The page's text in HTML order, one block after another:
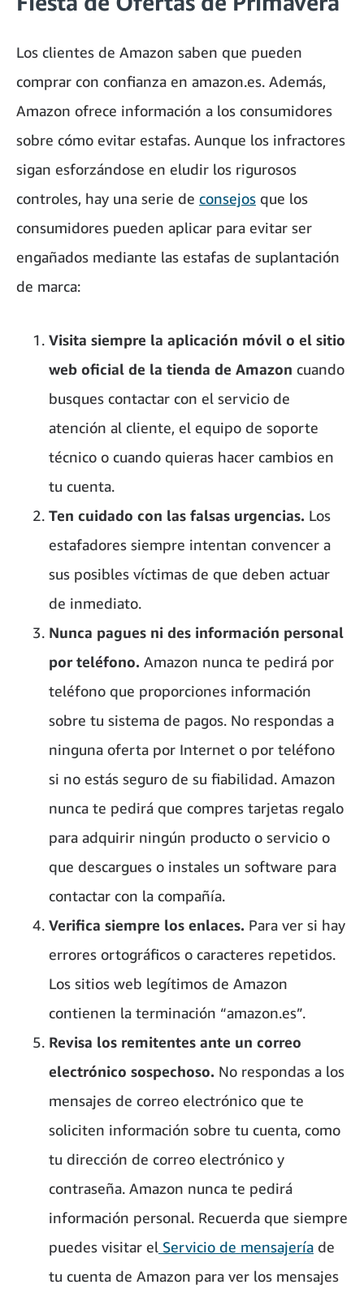
Los clientes de Amazon saben que pueden
comprar con confianza en amazon.es. Además,
Amazon ofrece información a los consumidores
sobre cómo evitar estafas. Aunque los infractores
sigan esforzándose en eludir los rigurosos
controles, hay una serie de consejos que los
consumidores pueden aplicar para evitar ser
engañados mediante las estafas de suplantación
de marca:
Visita siempre la aplicación móvil o el sitio
web oficial de la tienda de Amazon cuando
busques contactar con el servicio de
atención al cliente, el equipo de soporte
técnico o cuando quieras hacer cambios en
tu cuenta.
Ten cuidado con las falsas urgencias. Los
estafadores siempre intentan convencer a
sus posibles víctimas de que deben actuar
de inmediato.
Nunca pagues ni des información personal
por teléfono. Amazon nunca te pedirá por
teléfono que proporciones información
sobre tu sistema de pagos. No respondas a
ninguna oferta por Internet o por teléfono
si no estás seguro de su fiabilidad. Amazon
nunca te pedirá que compres tarjetas regalo
para adquirir ningún producto o servicio o
que descargues o instales un software para
contactar con la compañía.
Verifica siempre los enlaces. Para ver si hay
errores ortográficos o caracteres repetidos.
Los sitios web legítimos de Amazon
contienen la terminación “amazon.es”.
Revisa los remitentes ante un correo
electrónico sospechoso. No respondas a los
mensajes de correo electrónico que te
soliciten información sobre tu cuenta, como
tu dirección de correo electrónico y
contraseña. Amazon nunca te pedirá
información personal. Recuerda que siempre
puedes visitar el Servicio de mensajería de
tu cuenta de Amazon para ver los mensajes